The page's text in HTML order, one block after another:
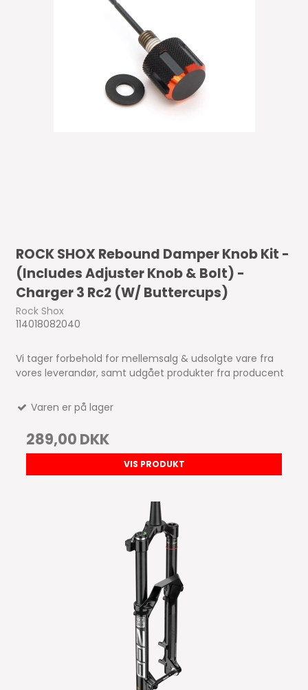
ROCK SHOX Rebound Damper Knob Kit -
(Includes Adjuster Knob & Bolt) -
Charger 3 Rc2 (W/ Buttercups)
Rock Shox
114018082040
Vi tager forbehold for mellemsalg & udsolgte vare fra
vores leverandør, samt udgået produkter fra producent
Varen er på lager
289,00 DKK
VIS PRODUKT